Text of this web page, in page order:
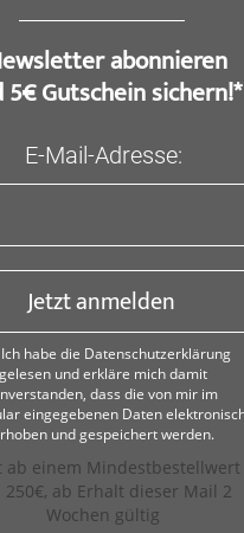
abonnieren
5€ Gutschein sichern!*
E-Mail-Adresse:
Jetzt anmelden
Ich habe die Datenschutzerklärung
gelesen und erkläre mich damit
dass die von mir im
eingegebenen Daten
und gespeichert werden.
ab einem Mindestbestellwert
250€, ab Erhalt dieser Mail 2
Wochen gültig